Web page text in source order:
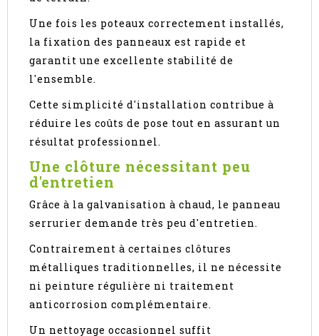
Une fois les poteaux correctement installés,
la fixation des panneaux est rapide et
garantit une excellente stabilité de
l'ensemble.
Cette simplicité d'installation contribue à
réduire les coûts de pose tout en assurant un
résultat professionnel.
Une clôture nécessitant peu
d'entretien
Grâce à la galvanisation à chaud, le panneau
serrurier demande très peu d'entretien.
Contrairement à certaines clôtures
métalliques traditionnelles, il ne nécessite
ni peinture régulière ni traitement
anticorrosion complémentaire.
Un nettoyage occasionnel suffit